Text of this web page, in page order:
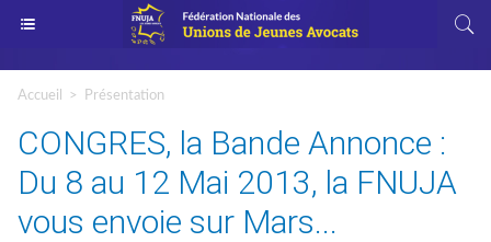
Accueil > Présentation
CONGRES, la Bande Annonce :
Du 8 au 12 Mai 2013, la FNUJA
vous envoie sur Mars...